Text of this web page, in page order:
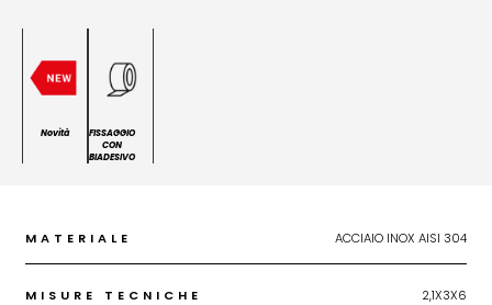
Novità
FISSAGGIO
CON
BIADESIVO
MATERIALE ACCIAIO INOX AISI 304
MISURE TECNICHE 2,1X3X6